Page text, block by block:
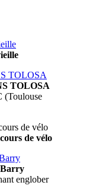
TOLOSA
(Toulouse
de vélo
Barry
englober